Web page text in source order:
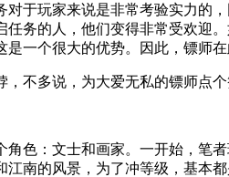
于玩家来说是非常考验实力的
务的人，他们变得非常受欢迎
一个很大的优势。因此，镖师在
，不多说，为大爱无私的镖师点
色：文士和画家。一开始，笔
南的风景，为了冲等级，基本